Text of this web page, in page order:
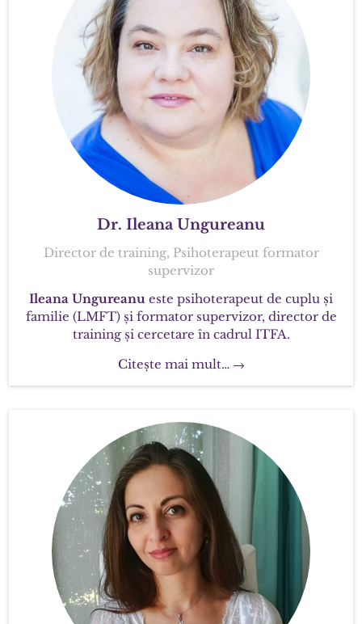
Dr. Ileana Ungureanu
Director de training, Psihoterapeut formator
supervizor
Ileana Ungureanu este psihoterapeut de cuplu și
familie (LMFT) și formator supervizor, director de
training și cercetare în cadrul ITFA.
Citește mai mult… →